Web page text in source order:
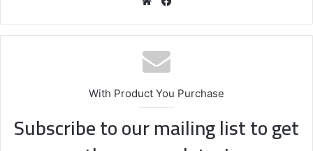
te
bo
With Product You Purchase
Subscribe to our mailing list to get